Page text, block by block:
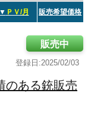
▼ ＰＶ/月 販売希望価格
登録日:2025/02/03
販売中
のある銃販売